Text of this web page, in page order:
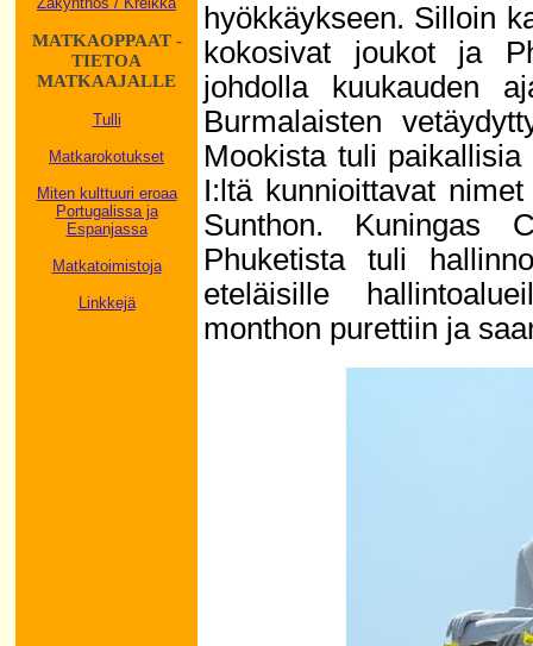
MATKAOPPAAT -
TIETOA
MATKAAJALLE
Tulli
Matkarokotukset
Miten kulttuuri eroaa
Portugalissa ja
Espanjassa
Matkatoimistoja
Linkkejä
hyökkäykseen. Silloin
kokosivat joukot ja
johdolla kuukauden
Burmalaisten
Mookista tuli
I:ltä kunnioittavat
Sunthon. Kuningas
Phuketista tuli
eteläisille
monthon purettiin ja